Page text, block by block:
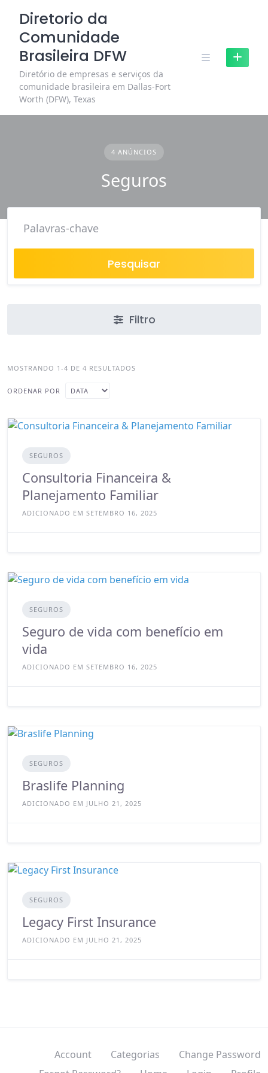
content
Diretorio da
Comunidade
Brasileira DFW
Diretório de empresas e serviços da
comunidade brasileira em Dallas-Fort
Worth (DFW), Texas
4 ANÚNCIOS
Seguros
Pesquisar
Filtro
MOSTRANDO 1-4 DE 4 RESULTADOS
ORDENAR POR
SEGUROS
Consultoria Financeira &
Planejamento Familiar
ADICIONADO EM SETEMBRO 16, 2025
SEGUROS
Seguro de vida com benefício em
vida
ADICIONADO EM SETEMBRO 16, 2025
SEGUROS
Braslife Planning
ADICIONADO EM JULHO 21, 2025
SEGUROS
Legacy First Insurance
ADICIONADO EM JULHO 21, 2025
Account Categorias
Change Password